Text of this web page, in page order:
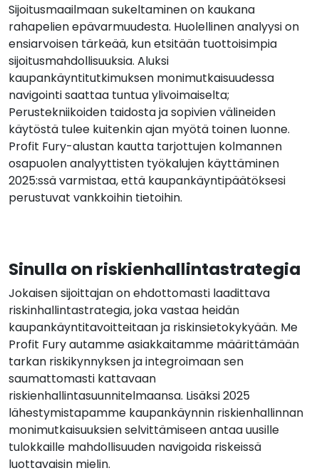
Sijoitusmaailmaan sukeltaminen on kaukana
rahapelien epävarmuudesta. Huolellinen analyysi on
ensiarvoisen tärkeää, kun etsitään tuottoisimpia
sijoitusmahdollisuuksia. Aluksi
kaupankäyntitutkimuksen monimutkaisuudessa
navigointi saattaa tuntua ylivoimaiselta;
Perustekniikoiden taidosta ja sopivien välineiden
käytöstä tulee kuitenkin ajan myötä toinen luonne.
Profit Fury-alustan kautta tarjottujen kolmannen
osapuolen analyyttisten työkalujen käyttäminen
2025:ssä varmistaa, että kaupankäyntipäätöksesi
perustuvat vankkoihin tietoihin.
Sinulla on riskienhallintastrategia
Jokaisen sijoittajan on ehdottomasti laadittava
riskinhallintastrategia, joka vastaa heidän
kaupankäyntitavoitteitaan ja riskinsietokykyään. Me
Profit Fury autamme asiakkaitamme määrittämään
tarkan riskikynnyksen ja integroimaan sen
saumattomasti kattavaan
riskienhallintasuunnitelmaansa. Lisäksi 2025
lähestymistapamme kaupankäynnin riskienhallinnan
monimutkaisuuksien selvittämiseen antaa uusille
tulokkaille mahdollisuuden navigoida riskeissä
luottavaisin mielin.